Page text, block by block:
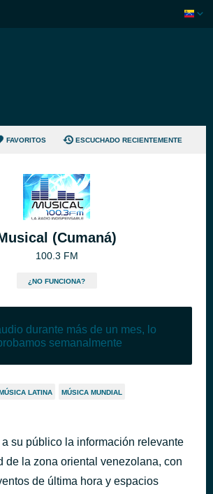
FAVORITOS ESCUCHADO RECIENTEMENTE
(Cumaná)
100.3 FM
¿NO FUNCIONA?
durante más de un mes, lo
semanalmente
LATINA MÚSICA MUNDIAL
su público la información relevante
de la zona oriental venezolana, con
de última hora y espacios